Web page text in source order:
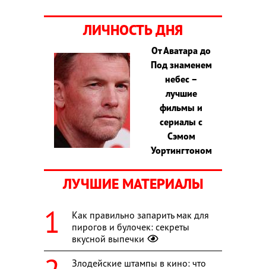
ЛИЧНОСТЬ ДНЯ
От Аватара до
Под знаменем
небес –
лучшие
фильмы и
сериалы с
Сэмом
Уортингтоном
ЛУЧШИЕ МАТЕРИАЛЫ
Как правильно запарить мак для
пирогов и булочек: секреты
вкусной выпечки
Злодейские штампы в кино: что